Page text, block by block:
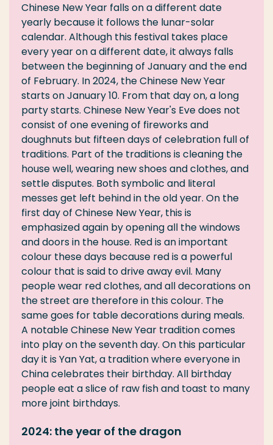
Chinese New Year falls on a different date
yearly because it follows the lunar-solar
calendar. Although this festival takes place
every year on a different date, it always falls
between the beginning of January and the end
of February. In 2024, the Chinese New Year
starts on January 10. From that day on, a long
party starts. Chinese New Year's Eve does not
consist of one evening of fireworks and
doughnuts but fifteen days of celebration full of
traditions. Part of the traditions is cleaning the
house well, wearing new shoes and clothes, and
settle disputes. Both symbolic and literal
messes get left behind in the old year. On the
first day of Chinese New Year, this is
emphasized again by opening all the windows
and doors in the house. Red is an important
colour these days because red is a powerful
colour that is said to drive away evil. Many
people wear red clothes, and all decorations on
the street are therefore in this colour. The
same goes for table decorations during meals.
A notable Chinese New Year tradition comes
into play on the seventh day. On this particular
day it is Yan Yat, a tradition where everyone in
China celebrates their birthday. All birthday
people eat a slice of raw fish and toast to many
more joint birthdays.
2024: the year of the dragon